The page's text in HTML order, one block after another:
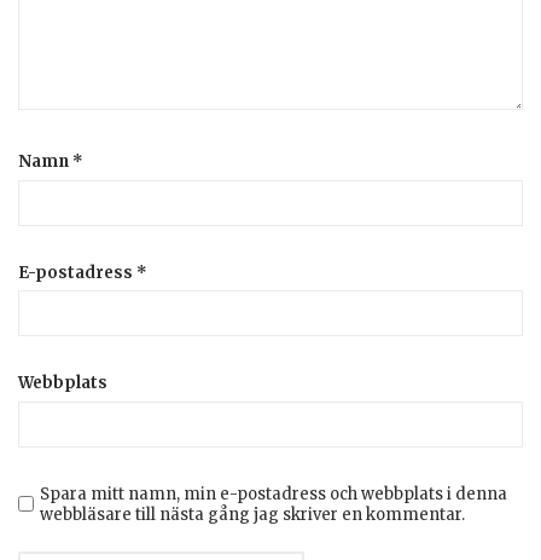
Namn *
E-postadress *
Webbplats
Spara mitt namn, min e-postadress och webbplats i denna
webbläsare till nästa gång jag skriver en kommentar.